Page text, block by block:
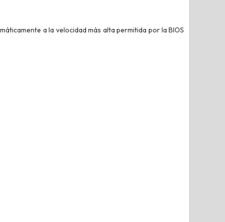
a la velocidad más alta permitida por la BIOS